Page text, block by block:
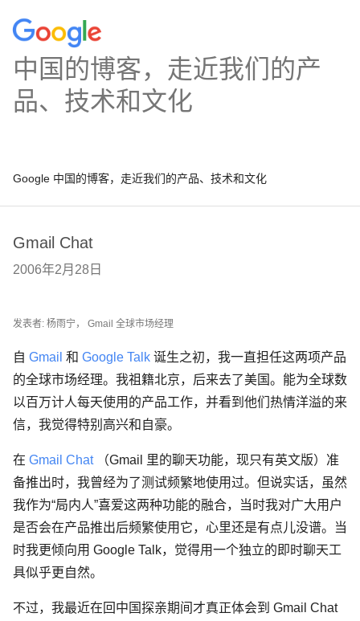
中国的博客，走近我们的产
品、技术和文化
Google 中国的博客，走近我们的产品、技术和文化
Gmail Chat
2006年2月28日
发表者: 杨雨宁， Gmail 全球市场经理
自 Gmail 和 Google Talk 诞生之初，我一直担任这两项产品
的全球市场经理。我祖籍北京，后来去了美国。能为全球数
以百万计人每天使用的产品工作，并看到他们热情洋溢的来
信，我觉得特别高兴和自豪。
在 Gmail Chat（Gmail 里的聊天功能，现只有英文版）准
备推出时，我曾经为了测试频繁地使用过。但说实话，虽然
我作为“局内人”喜爱这两种功能的融合，当时我对广大用户
是否会在产品推出后频繁使用它，心里还是有点儿没谱。当
时我更倾向用 Google Talk，觉得用一个独立的即时聊天工
具似乎更自然。
不过，我最近在回中国探亲期间才真正体会到 Gmail Chat